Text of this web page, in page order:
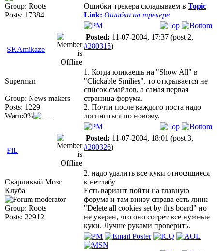
Group: Roots
Posts: 17384
Ошибки трекера складываем в Topic
Link: Ошибки на трекере
SKAmikaze
Posted: 11-07-2004, 17:37 (post 2,
#280315)
Superman
Group: News makers
Posts: 1229
Warn:0%
1. Когда кликаешь на "Show All" в
"Clickable Smilies", то открывается не
список смайлов, а самая первая
страница форума.
2. Почти после каждого поста надо
логиниться по новому.
FiL
Posted: 11-07-2004, 18:01 (post 3,
#280326)
Сварливый Мозг
Клуба
Group: Roots
Posts: 22912
2. надо удалить все куки относящиеся
к нетлабу.
Есть вариант пойти на главную
форума и там внизу справа есть линк
"Delete all cookies set by this board" но
не уверен, что оно сотрет все нужные
куки. Лучше руками проверить.